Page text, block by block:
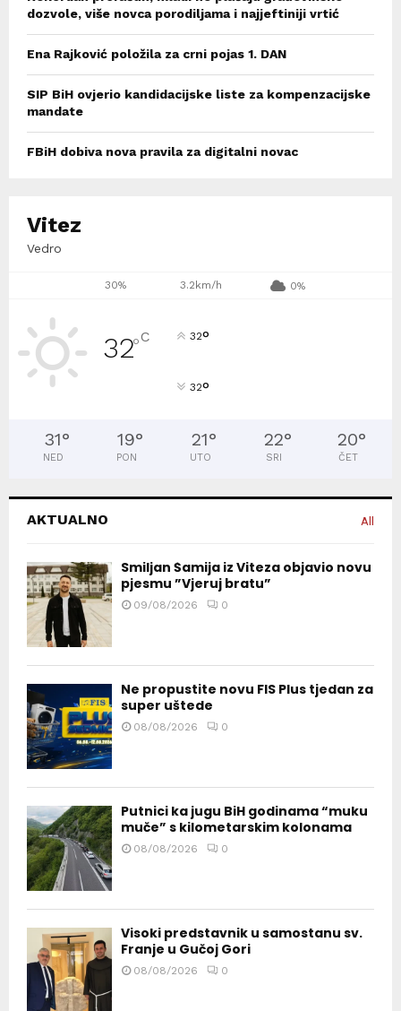
dozvole, više novca porodiljama i najjeftiniji vrtić
Ena Rajković položila za crni pojas 1. DAN
SIP BiH ovjerio kandidacijske liste za kompenzacijske
mandate
FBiH dobiva nova pravila za digitalni novac
Vitez
Vedro
30% 3.2km/h 0%
32°C 32°
32°
31°
NED
19°
PON
21°
UTO
22°
SRI
20°
ČET
AKTUALNO All
Smiljan Šamija iz Viteza objavio novu
pjesmu ”Vjeruj bratu”
09/08/2026 0
Ne propustite novu FIS Plus tjedan za
super uštede
08/08/2026 0
Putnici ka jugu BiH godinama “muku
muče” s kilometarskim kolonama
08/08/2026 0
Visoki predstavnik u samostanu sv.
Franje u Gučoj Gori
08/08/2026 0